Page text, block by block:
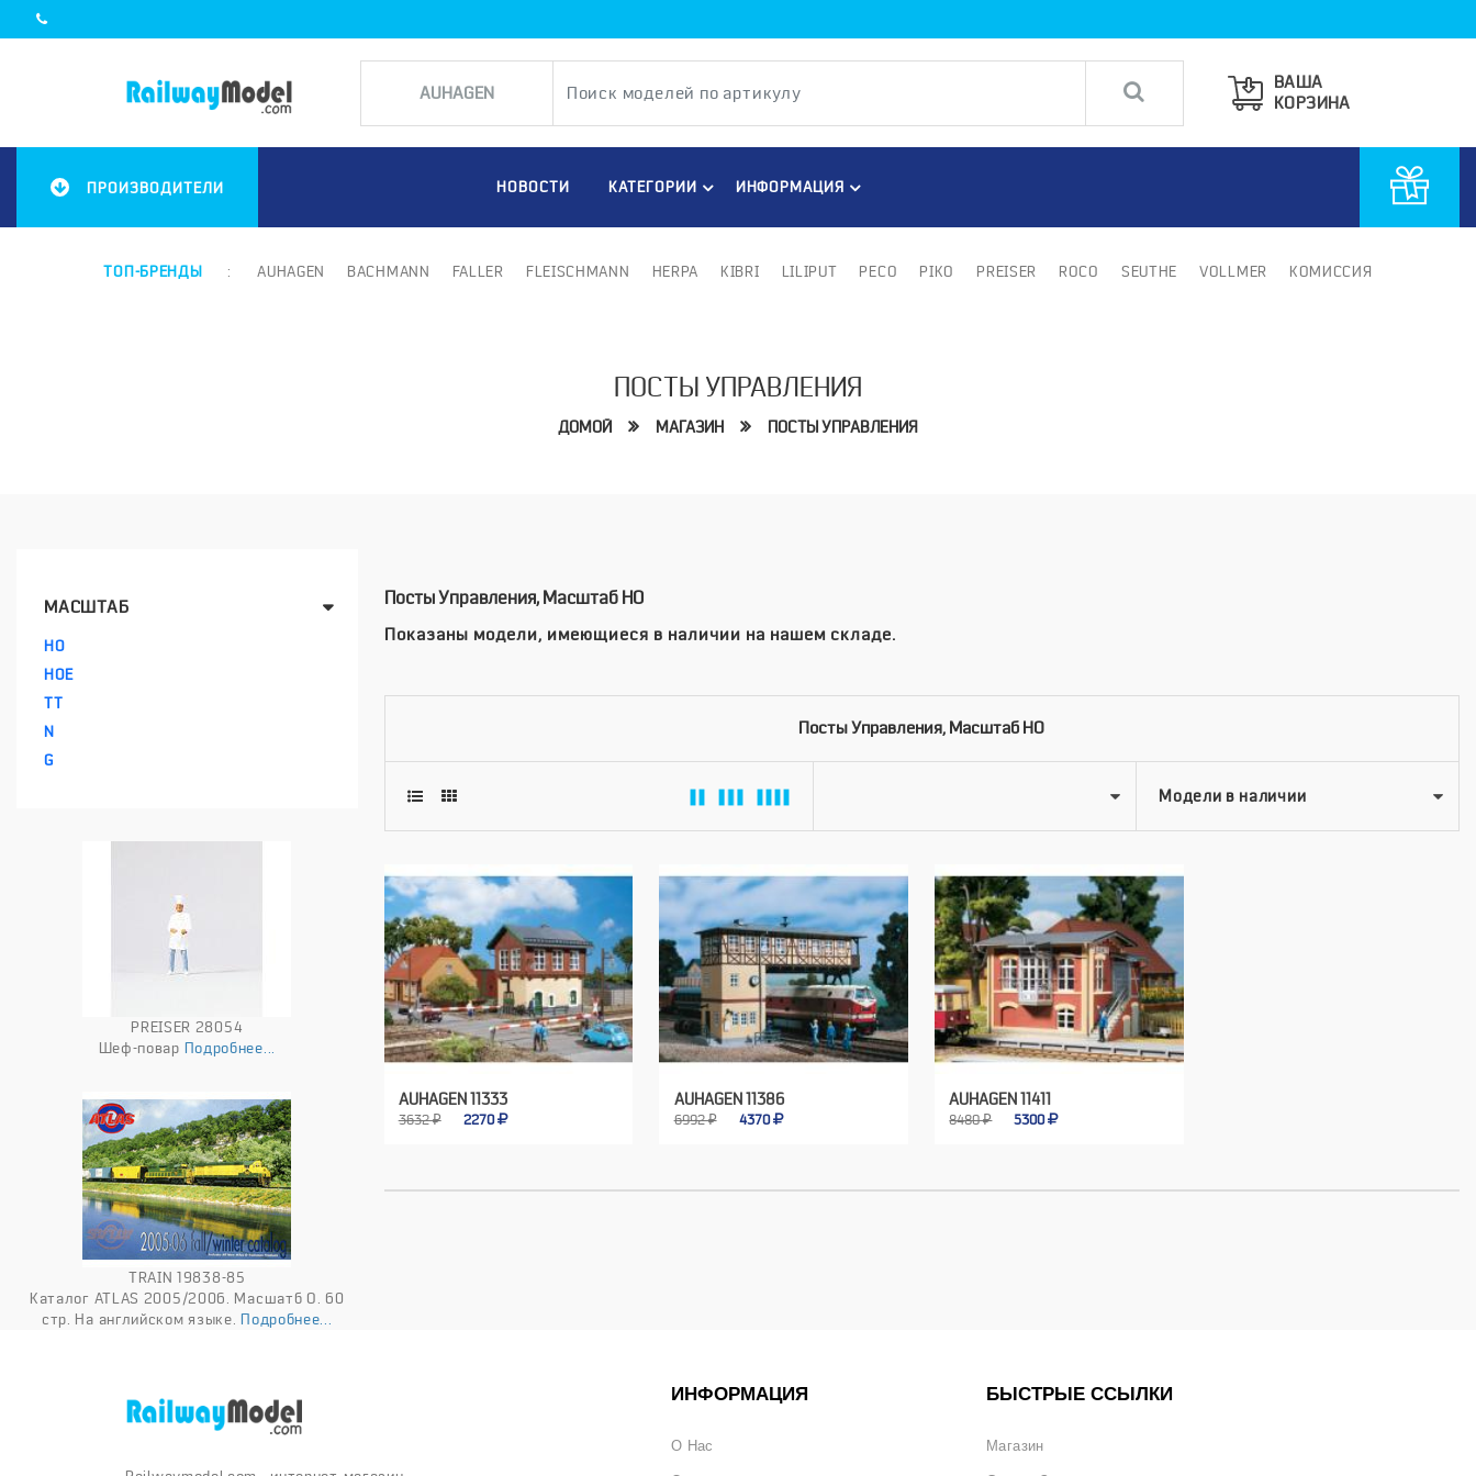
ВАША
КОРЗИНА
ПРОИЗВОДИТЕЛИ НОВОСТИ КАТЕГОРИИ ИНФОРМАЦИЯ
ТОП-БРЕНДЫ : AUHAGEN BACHMANN FALLER FLEISCHMANN HERPA KIBRI LILIPUT PECO PIKO PREISER ROCO SEUTHE VOLLMER КОМИССИЯ
ПОСТЫ УПРАВЛЕНИЯ
ДОМОЙ МАГАЗИН ПОСТЫ УПРАВЛЕНИЯ
МАСШТАБ
HO
HOE
TT
N
G
PREISER 28054
Шеф-повар Подробнее...
TRAIN 19838-85
Каталог ATLAS 2005/2006. Масшатб O. 60
стр. На английском языке.Подробнее...
Посты Управления, Масштаб HO
Показаны модели, имеющиеся в наличии на нашем складе.
Посты Управления, Масштаб HO
AUHAGEN 11333
3632 ₽ 2270
AUHAGEN 11386
6992 ₽ 4370
AUHAGEN 11411
8480 ₽ 5300
ИНФОРМАЦИЯ
О Нас
БЫСТРЫЕ ССЫЛКИ
Магазин